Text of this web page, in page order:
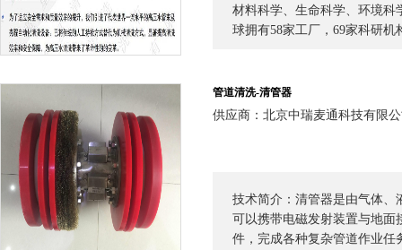
材料科学、生命科学、环境科
球拥有58家工厂，69家科研
管道清洗-清管器
供应商：北京中瑞麦通科技有限
技术简介：清管器是由气体、
可以携带电磁发射装置与地面
件，完成各种复杂管道作业任